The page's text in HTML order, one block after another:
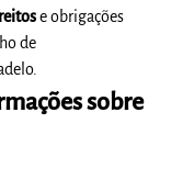
e obrigações
de
sobre